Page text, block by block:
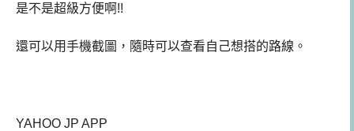
是不是超級方便啊!!
還可以用手機截圖，隨時可以查看自己想搭的路線。
YAHOO JP APP